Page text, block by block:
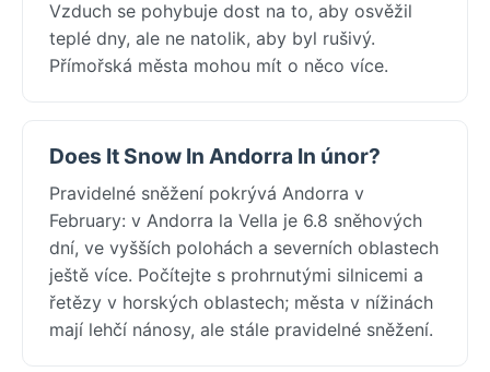
Vzduch se pohybuje dost na to, aby osvěžil
teplé dny, ale ne natolik, aby byl rušivý.
Přímořská města mohou mít o něco více.
Does It Snow In Andorra In únor?
Pravidelné sněžení pokrývá Andorra v
February: v Andorra la Vella je 6.8 sněhových
dní, ve vyšších polohách a severních oblastech
ještě více. Počítejte s prohrnutými silnicemi a
řetězy v horských oblastech; města v nížinách
mají lehčí nánosy, ale stále pravidelné sněžení.